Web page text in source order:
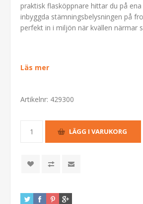
praktisk flasköppnare hittar du på
inbyggda stämningsbelysningen på
perfekt in i miljön när kvällen närmar
Läs mer
Artikelnr: 429300